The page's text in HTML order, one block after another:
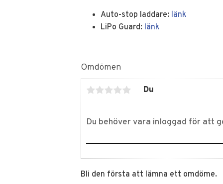
Auto-stop laddare: länk
LiPo Guard: länk
Omdömen
Du
Bli den första att lämna ett omdöme.